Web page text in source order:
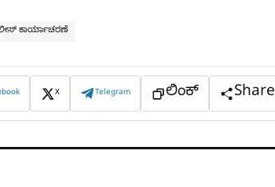
ಕಾರ್ಯಾಚರಣೆ
X Telegram ಲಿಂಕ್ Share